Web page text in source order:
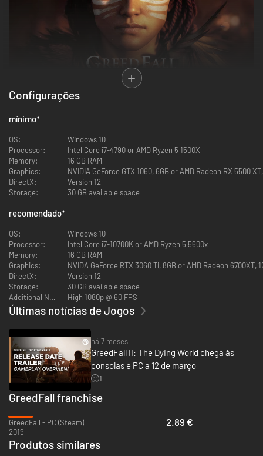
ESCREVA SUA PRÓPRIA LENDA
leva você aos confins de um vasto mundo de fantasia, inspirado na
Europa do século XVII.
Crie seu personagem: aparência, atributos, talentos e habilidades. Em
seguida, mergulhe em uma jornada repleta de encontros marcantes com
aliados que serão essenciais para superar os perigos que o aguardam. À
medida que você avança, cada escolha feita influencia no desenrolar dos
pode mudar o destino do mundo.
A força não é sua única opção para superar as armadilhas e desafios que
surgem pelo caminho. Use a diplomacia para convencer seus oponentes,
crie seus próprios equipamentos, descubra tesouros escondidos e acesse
locais proibidos com truques e disfarces engenhosos.
Você é o mestre do seu próprio destino.
DESCUBRA O CONTINENTE DE GACANE
Retorne às terras de Gacane nesta nova aventura. A história começa três
Configurações
mínimo*
OS:
Windows 10
Processor:
Intel Core i7-4790 or AMD Ryzen 5 1500X
Memory:
16 GB RAM
Graphics:
NVIDIA GeForce GTX 1060, 6GB or AMD Radeon RX 5500
DirectX:
Version 12
Storage:
30 GB available space
recomendado*
OS:
Windows 10
Processor:
Intel Core i7-10700K or AMD Ryzen 5 5600x
Memory:
16 GB RAM
Graphics:
NVIDA GeForce RTX 3060 Ti, 8GB or AMD Radeon 6700XT,
DirectX:
Version 12
Storage:
30 GB available space
Additional Notes:
High 1080p @ 60 FPS
Últimas notícias de Jogos
há 7 meses
GreedFall II: The Dying World chega às
consolas e PC a 12 de março
1
GreedFall franchise
GreedFall - PC (Steam)
2019
2.89 €
Produtos similares